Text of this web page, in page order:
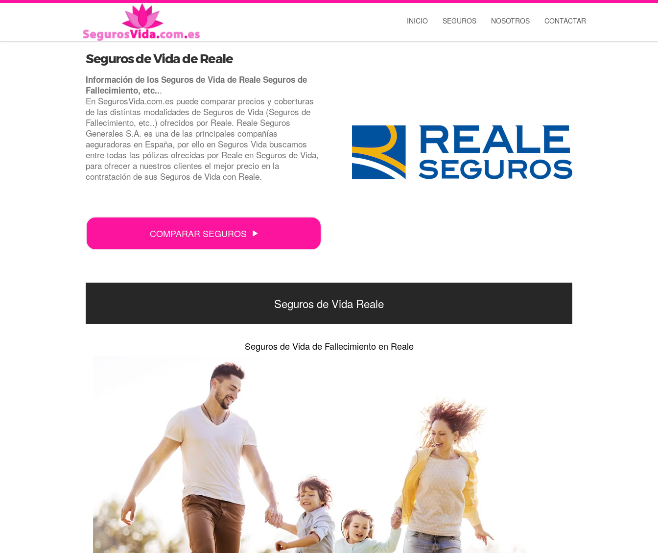
INICIO SEGUROS NOSOTROS CONTACTAR
Seguros de Vida de Reale
Información de los Seguros de Vida de Reale Seguros de
Fallecimiento, etc...
En SegurosVida.com.es puede comparar precios y coberturas
de las distintas modalidades de Seguros de Vida (Seguros de
Fallecimiento, etc..) ofrecidos por Reale. Reale Seguros
Generales S.A. es una de las principales compañías
aeguradoras en España, por ello en Seguros Vida buscamos
entre todas las pólizas ofrecidas por Reale en Seguros de Vida,
para ofrecer a nuestros clientes el mejor precio en la
contratación de sus Seguros de Vida con Reale.
COMPARAR SEGUROS
Seguros de Vida Reale
Seguros de Vida de Fallecimiento en Reale